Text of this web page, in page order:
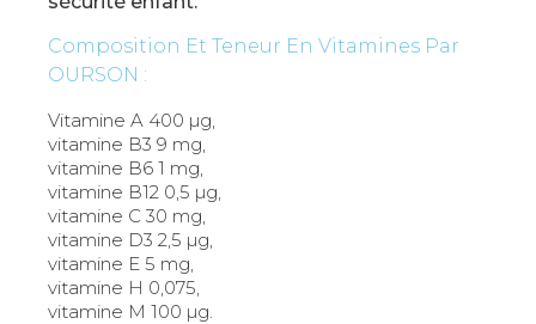
Composition Et Teneur En Vitamines Par
OURSON :
Vitamine A 400 µg,
vitamine B3 9 mg,
vitamine B6 1 mg,
vitamine B12 0,5 µg,
vitamine C 30 mg,
vitamine D3 2,5 µg,
vitamine E 5 mg,
vitamine H 0,075,
vitamine M 100 µg.